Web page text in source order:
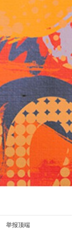
举报顶端